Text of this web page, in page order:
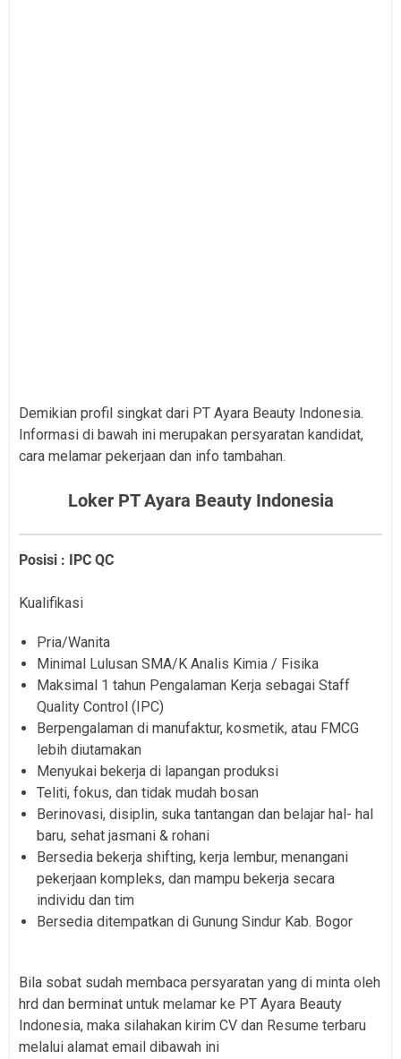
Demikian profil singkat dari PT Ayara Beauty Indonesia.
Informasi di bawah ini merupakan persyaratan kandidat,
cara melamar pekerjaan dan info tambahan.
Loker PT Ayara Beauty Indonesia
Posisi : IPC QC
Kualifikasi
Pria/Wanita
Minimal Lulusan SMA/K Analis Kimia / Fisika
Maksimal 1 tahun Pengalaman Kerja sebagai Staff
Quality Control (IPC)
Berpengalaman di manufaktur, kosmetik, atau FMCG
lebih diutamakan
Menyukai bekerja di lapangan produksi
Teliti, fokus, dan tidak mudah bosan
Berinovasi, disiplin, suka tantangan dan belajar hal- hal
baru, sehat jasmani & rohani
Bersedia bekerja shifting, kerja lembur, menangani
pekerjaan kompleks, dan mampu bekerja secara
individu dan tim
Bersedia ditempatkan di Gunung Sindur Kab. Bogor
Bila sobat sudah membaca persyaratan yang di minta oleh
hrd dan berminat untuk melamar ke PT Ayara Beauty
Indonesia, maka silahakan kirim CV dan Resume terbaru
melalui alamat email dibawah ini